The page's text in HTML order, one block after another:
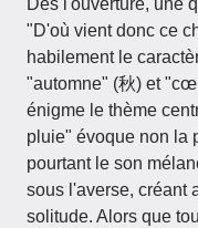
Dès l'ouverture, une
"D'où vient donc ce
habilement le
"automne" (秋) et
énigme le thème
pluie" évoque non la
pourtant le son
sous l'averse, créant
solitude. Alors que